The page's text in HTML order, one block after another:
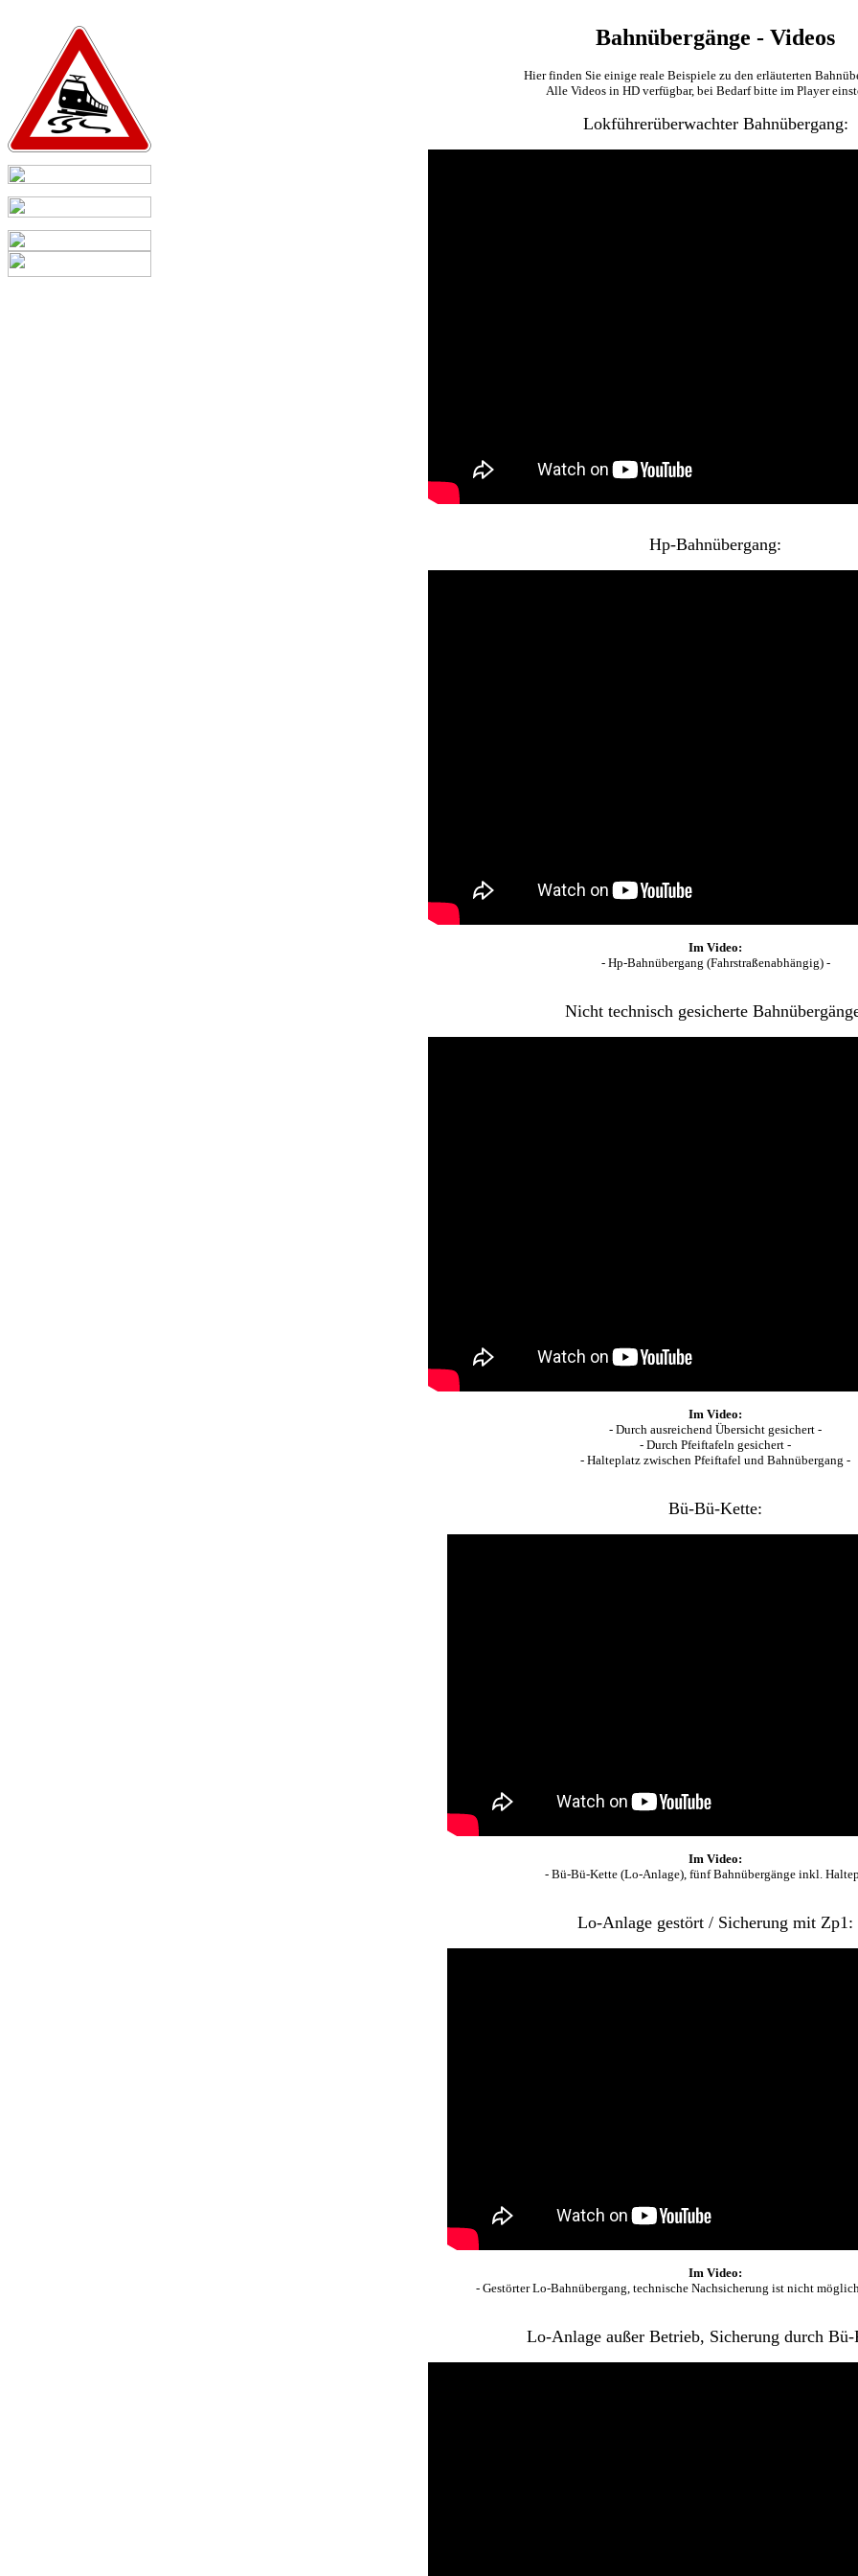
Bahnübergänge - Videos
Hier finden Sie einige reale Beispiele zu den erläuterten
Alle Videos in HD verfügbar, bei Bedarf bitte im Player
Lokführerüberwachter Bahnübergang:
Hp-Bahnübergang:
Im Video:
- Hp-Bahnübergang (Fahrstraßenabhängig) -
Nicht technisch gesicherte
Im Video:
- Durch ausreichend Übersicht gesichert -
- Durch Pfeiftafeln gesichert -
- Halteplatz zwischen Pfeiftafel und Bahnübergang -
Bü-Bü-Kette:
Im Video:
- Bü-Bü-Kette (Lo-Anlage), fünf Bahnübergänge inkl.
Lo-Anlage gestört / Sicherung mit Zp1:
Im Video:
- Gestörter Lo-Bahnübergang, technische Nachsicherung ist nicht
Lo-Anlage außer Betrieb, Sicherung durch Bü-